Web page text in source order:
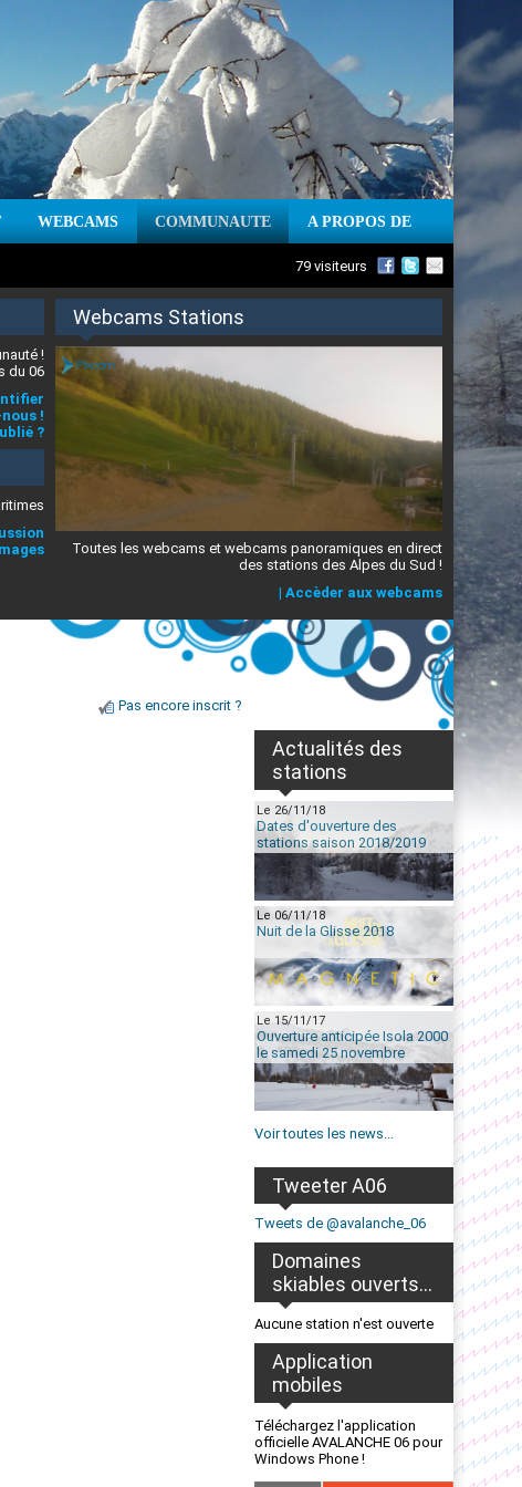
WEBCAMS COMMUNAUTE A PROPOS DE
79 visiteurs
!
du 06
!
?
Webcams Stations
Toutes les webcams et webcams panoramiques en direct
des stations des Alpes du Sud !
| Accèder aux webcams
Pas encore inscrit ?
Actualités des
stations
Le 26/11/18
Dates d'ouverture des
stations saison 2018/2019
Le 06/11/18
Nuit de la Glisse 2018
Le 15/11/17
Ouverture anticipée Isola 2000
le samedi 25 novembre
Voir toutes les news...
Tweeter A06
Tweets de @avalanche_06
Domaines
skiables ouverts...
Aucune station n'est ouverte
Application
mobiles
Téléchargez l'application
officielle AVALANCHE 06 pour
Windows Phone !